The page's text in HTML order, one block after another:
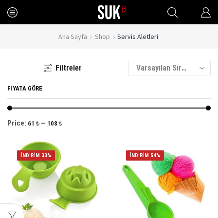
Ana Sayfa Shop Servis Aletleri
Filtreler
FIYATA GÖRE
Price: 61 ₺ — 108 ₺
İNDIRIM 33% İNDIRIM 54%